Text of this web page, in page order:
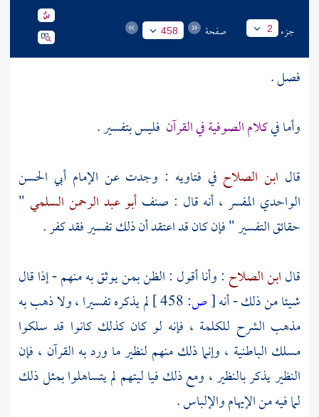
جزء 2 صفحة 458
فصل .
وأما فيكلام الصوفية في القرآن فليس بتفسير .
قال ابن الصلاح في فتاويه : وجدت عن الإمام أبي الحسن
الواحدي المفسر ، أنه قال : صنف أبو عبد الرحمن السلمي "
حقائق التفسير " فإن كان قد اعتقد أن ذلك تفسير فقد كفر .
قالابن الصلاح : وأنا أقول : الظن بمن يوثق به منهم - إذا قال
شيئا من ذلك - أنه[ص:
لم يذكره تفسيرا ، ولا ذهب به
مذهب الشرح للكلمة ، فإنه لو كان كذلك كانوا قد سلكوا
مسلك الباطنية ، وإنما ذلك منهم لنظير ما ورد به القرآن ، فإن
النظير يذكر بالنظير ، ومع ذلك فيا ليتهم لم يتساهلوا بمثل ذلك
لما فيه من الإيهام والإلباس .